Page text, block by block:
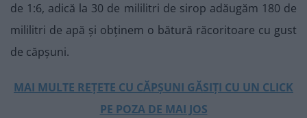
de 1:6, adică la 30 de mililitri de sirop adăugăm 180 de
mililitri de apă și obținem o bătură răcoritoare cu gust
de căpșuni.
MAI MULTE REȚETE CU CĂPȘUNI GĂSIȚI CU UN CLICK
PE POZA DE MAI JOS